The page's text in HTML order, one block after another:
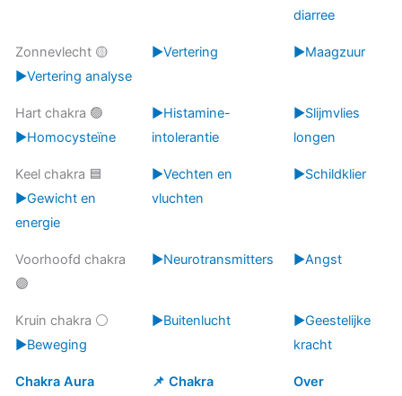
diarree
Zonnevlecht 🟡
▶️Vertering analyse
▶️Vertering ▶️Maagzuur
Hart chakra 🟢
▶️Homocysteïne
▶️Histamine-
intolerantie
▶️Slijmvlies
longen
Keel chakra 🟦
▶️Gewicht en
energie
▶️Vechten en
vluchten
▶️Schildklier
Voorhoofd chakra
🟣
▶️Neurotransmitters ▶️Angst
Kruin chakra ⚪
▶️Beweging
▶️Buitenlucht
▶️Geestelijke
kracht
Chakra Aura
📌 Chakra
Over